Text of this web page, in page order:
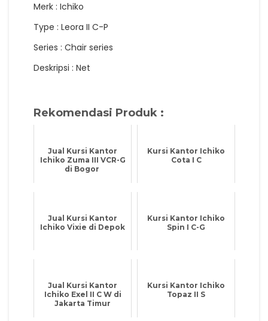
Merk : Ichiko
Type : Leora II C-P
Series : Chair series
Deskripsi : Net
Rekomendasi Produk :
Jual Kursi Kantor
Ichiko Zuma III VCR-G
di Bogor
Kursi Kantor Ichiko
Cota I C
Jual Kursi Kantor
Ichiko Vixie di Depok
Kursi Kantor Ichiko
Spin I C-G
Jual Kursi Kantor
Ichiko Exel II C W di
Jakarta Timur
Kursi Kantor Ichiko
Topaz II S